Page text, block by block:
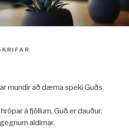
mundir að dæma speki Guðs
á fjöllum, Guð er dauður.
aldirnar.